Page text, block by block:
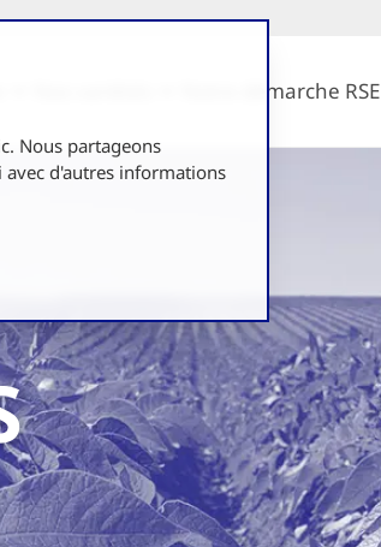
Nous partageons
d'autres informations
Notre démarche RSE